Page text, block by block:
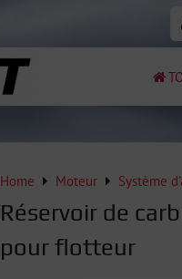
Home Moteur Système
Réservoir de
pour flotteur